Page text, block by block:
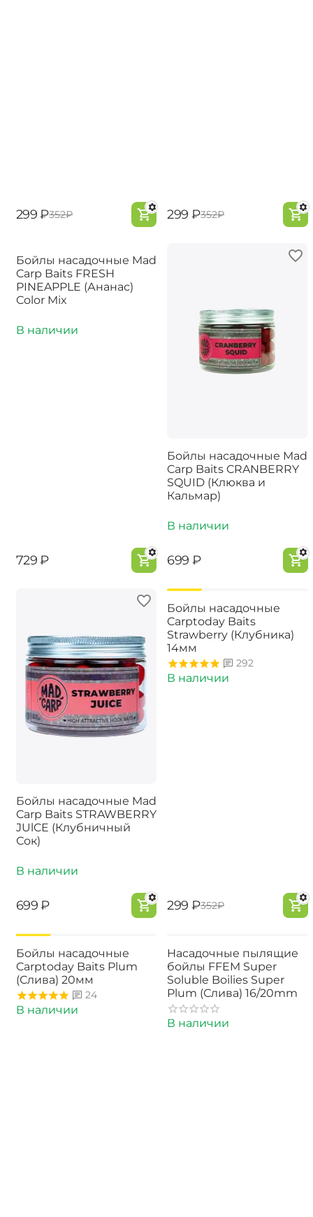
‍299‍ ₽‍352‍₽ ‍299‍ ₽‍352‍₽
Бойлы насадочные Mad
Carp Baits FRESH
PINEAPPLE (Ананас)
Color Mix
В наличии
‍729‍ ₽
Бойлы насадочные Mad
Carp Baits CRANBERRY
SQUID (Клюква и
Кальмар)
В наличии
‍699‍ ₽
Бойлы насадочные Mad
Carp Baits STRAWBERRY
JUlCE (Клубничный
Сок)
В наличии
‍699‍ ₽
Бойлы насадочные
Carptoday Baits
Strawberry (Клубника)
14мм
292
В наличии
‍299‍ ₽‍352‍₽
Бойлы насадочные
Carptoday Baits Plum
(Слива) 20мм
24
В наличии
Насадочные пылящие
бойлы FFEM Super
Soluble Boilies Super
Plum (Слива) 16/20mm
В наличии